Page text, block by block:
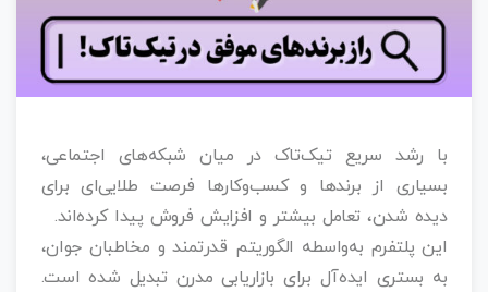
با رشد سریع تیک‌تاک در میان شبکه‌های اجتماعی،
بسیاری از برندها و کسب‌وکارها فرصت طلایی‌ای برای
دیده شدن، تعامل بیشتر و افزایش فروش پیدا کرده‌اند.
این پلتفرم به‌واسطه الگوریتم قدرتمند و مخاطبان جوان،
به بستری ایده‌آل برای بازاریابی مدرن تبدیل شده است.